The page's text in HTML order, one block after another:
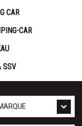
CAR
CAR
SSV